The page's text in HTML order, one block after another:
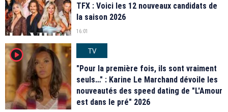
TFX : Voici les 12 nouveaux candidats de
la saison 2026
16:01
player2
TV
"Pour la première fois, ils sont vraiment
seuls…" : Karine Le Marchand dévoile les
nouveautés des speed dating de "L'Amour
est dans le pré" 2026